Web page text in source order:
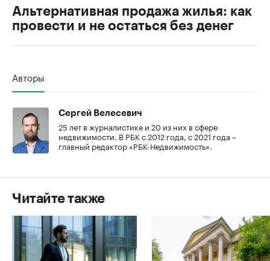
Альтернативная продажа жилья: как
провести и не остаться без денег
Авторы
Сергей Велесевич
25 лет в журналистике и 20 из них в сфере
недвижимости. В РБК с 2012 года, с 2021 года –
главный редактор «РБК-Недвижимость».
Читайте также